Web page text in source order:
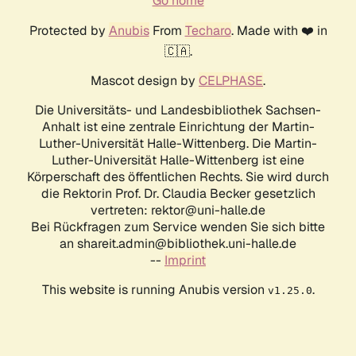
Protected by AnubisFrom Techaro. Made with ❤️ in
🇨🇦.
Mascot design by CELPHASE.
Die Universitäts- und Landesbibliothek Sachsen-
Anhalt ist eine zentrale Einrichtung der Martin-
Luther-Universität Halle-Wittenberg. Die Martin-
Luther-Universität Halle-Wittenberg ist eine
Körperschaft des öffentlichen Rechts. Sie wird durch
die Rektorin Prof. Dr. Claudia Becker gesetzlich
vertreten: rektor@uni-halle.de
Bei Rückfragen zum Service wenden Sie sich bitte
an shareit.admin@bibliothek.uni-halle.de
-- Imprint
This website is running Anubis version v1.25.0.